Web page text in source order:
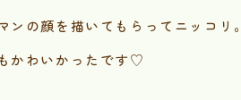
ンの顔を描いてもらってニッコリ。
かわいかったです♡